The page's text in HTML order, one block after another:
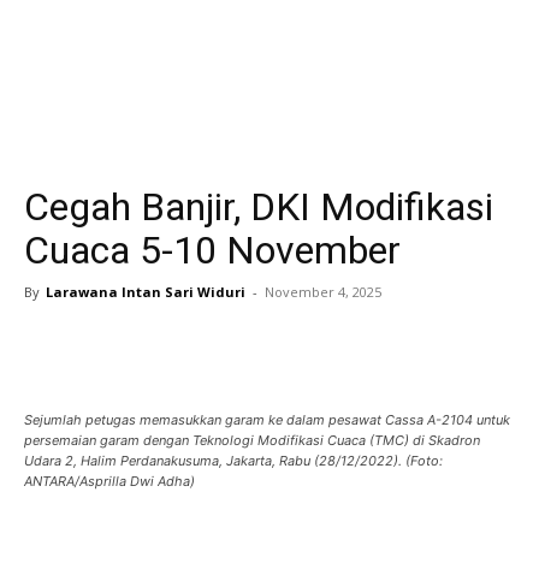
Cegah Banjir, DKI Modifikasi
Cuaca 5-10 November
By Larawana Intan Sari Widuri - November 4, 2025
Sejumlah petugas memasukkan garam ke dalam pesawat Cassa A-2104 untuk
persemaian garam dengan Teknologi Modifikasi Cuaca (TMC) di Skadron
Udara 2, Halim Perdanakusuma, Jakarta, Rabu (28/12/2022). (Foto:
ANTARA/Asprilla Dwi Adha)